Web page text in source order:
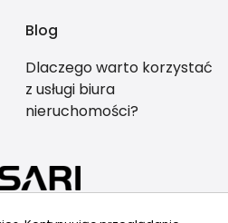
Blog
Dlaczego warto korzystać
z usługi biura
nieruchomości?
nas tu